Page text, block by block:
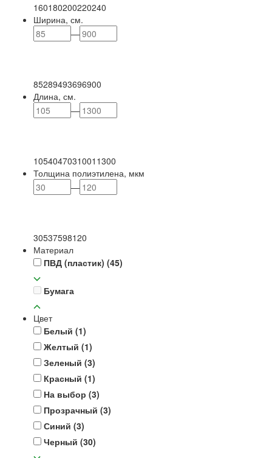
160180200220240
Ширина, см.
—
85289493696900
Длина, см.
—
1054047031001 1300
Толщина полиэтилена, мкм
—
30537598120
Материал
ПВД (пластик) (45)
Бумага
Цвет
Белый (1)
Желтый (1)
Зеленый (3)
Красный (1)
На выбор (3)
Прозрачный (3)
Синий (3)
Черный (30)